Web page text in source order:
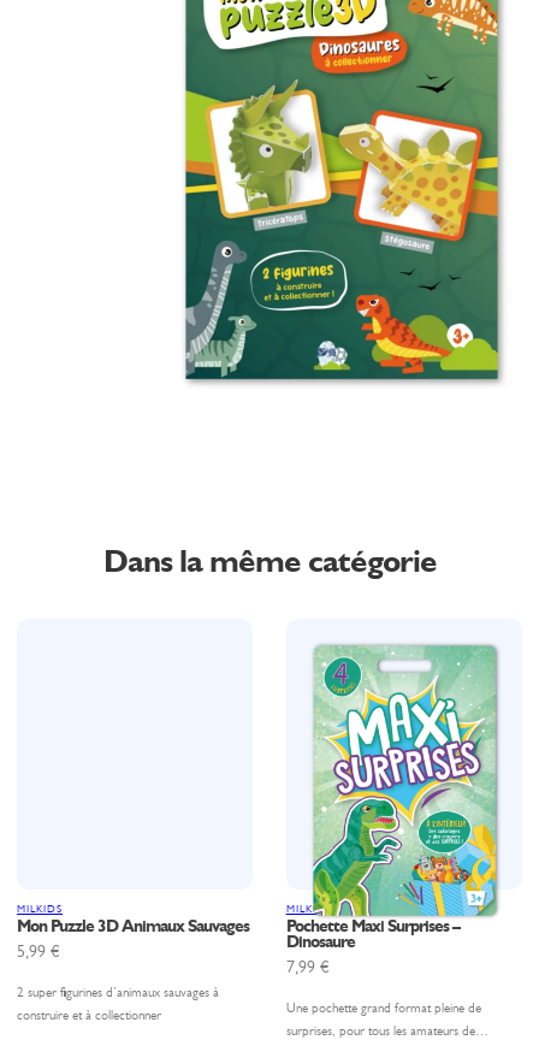
Dans la même catégorie
MILKIDS
Mon Puzzle 3D Animaux Sauvages
5,99€
2 super figurines d’animaux sauvages à
construire et à collectionner
MILKIDS
Pochette Maxi Surprises –
Dinosaure
7,99 €
Une pochette grand format pleine de
surprises, pour tous les amateurs de…